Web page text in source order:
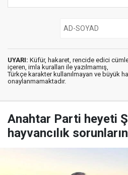
UYARI: Küfür, hakaret, rencide edici
içeren, imla kuralları ile yazılmamış,
Türkçe karakter kullanılmayan ve büyük
onaylanmamaktadır.
Anahtar Parti heyeti
hayvancılık